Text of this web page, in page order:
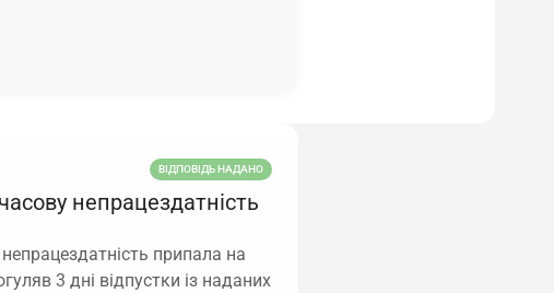
ВІДПОВІДЬ НАДАНО
непрацездатність
припала на
3 дні відпустки із наданих